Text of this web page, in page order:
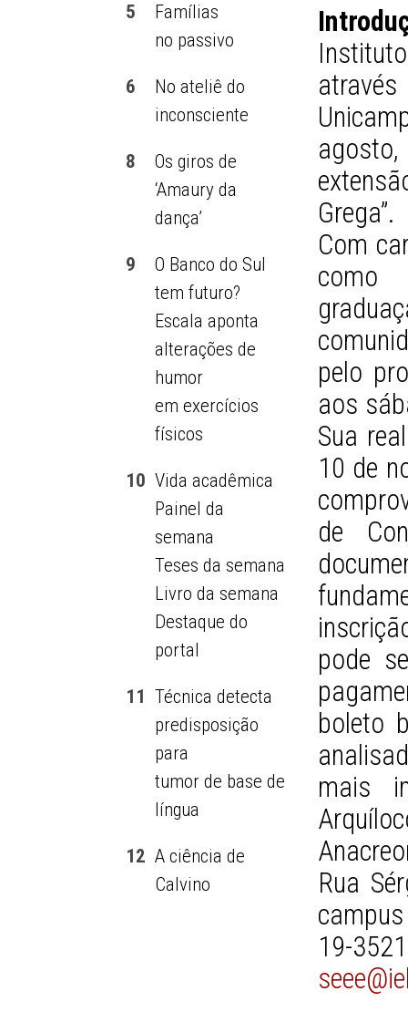
5
Famílias
no passivo
6
No ateliê do
inconsciente
8
Os giros de
‘Amaury da
dança’
9
O Banco do Sul
tem futuro?
Escala aponta
alterações de
humor
em exercícios
físicos
10 Vida acadêmica
Painel da
semana
Teses da semana
Livro da semana
Destaque do
portal
11 Técnica detecta
predisposição
para
tumor de base de
língua
12 A ciência de
Calvino
Com
como
pelo
aos
Sua
10 de
de
pode
boleto
mais
Rua
19-